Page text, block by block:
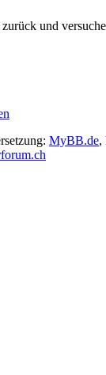
und versuche
MyBB.de,